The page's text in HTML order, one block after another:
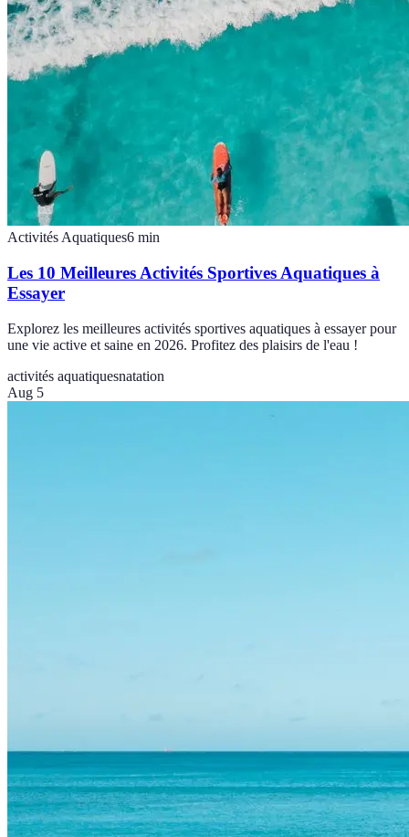
Activités Aquatiques6 min
Les 10 Meilleures Activités Sportives Aquatiques à
Essayer
Explorez les meilleures activités sportives aquatiques à essayer pour
une vie active et saine en 2026. Profitez des plaisirs de l'eau !
activités aquatiquesnatation
Aug 5